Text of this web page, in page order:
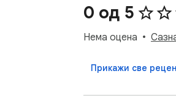
0 од 5
Нема оцена
Прикажи све